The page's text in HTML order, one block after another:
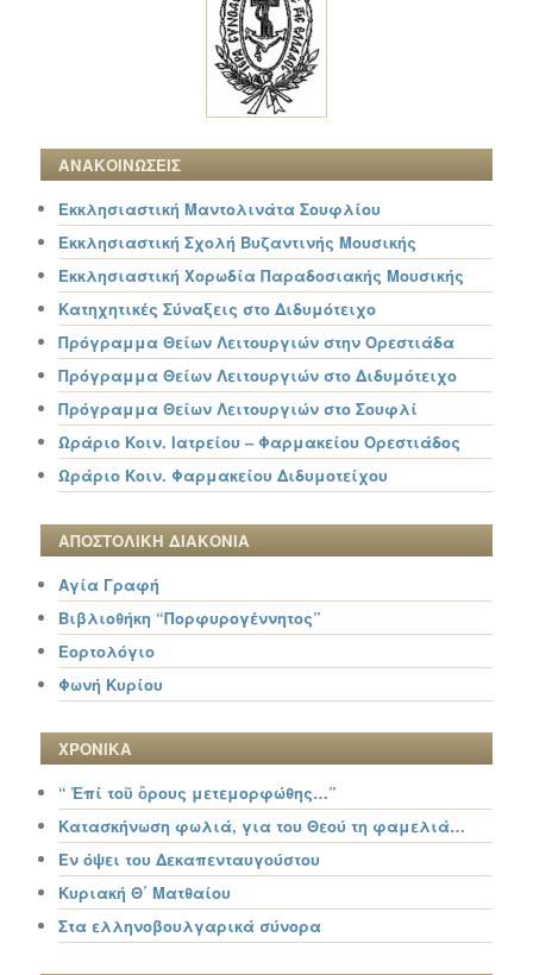
ΑΝΑΚΟΙΝΩΣΕΙΣ
Εκκλησιαστική Μαντολινάτα Σουφλίου
Εκκλησιαστική Σχολή Βυζαντινής Μουσικής
Εκκλησιαστική Χορωδία Παραδοσιακής Μουσικής
Κατηχητικές Σύναξεις στο Διδυμότειχο
Πρόγραμμα Θείων Λειτουργιών στην Ορεστιάδα
Πρόγραμμα Θείων Λειτουργιών στο Διδυμότειχο
Πρόγραμμα Θείων Λειτουργιών στο Σουφλί
Ωράριο Κοιν. Ιατρείου – Φαρμακείου Ορεστιάδος
Ωράριο Κοιν. Φαρμακείου Διδυμοτείχου
ΑΠΟΣΤΟΛΙΚΗ ΔΙΑΚΟΝΙΑ
Αγία Γραφή
Βιβλιοθήκη “Πορφυρογέννητος”
Εορτολόγιο
Φωνή Κυρίου
ΧΡΟΝΙΚΑ
“ Ἐπί τοῦ ὄρους μετεμορφώθης…”
Κατασκήνωση φωλιά, για του Θεού τη φαμελιά…
Εν όψει του Δεκαπενταυγούστου
Κυριακή Θ΄ Ματθαίου
Στα ελληνοβουλγαρικά σύνορα